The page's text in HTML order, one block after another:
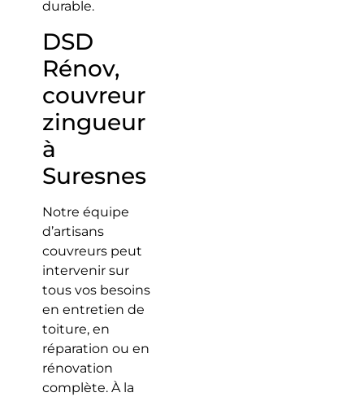
durable.
DSD
Rénov,
couvreur
zingueur
à
Suresnes
Notre équipe
d’artisans
couvreurs peut
intervenir sur
tous vos besoins
en entretien de
toiture, en
réparation ou en
rénovation
complète. À la